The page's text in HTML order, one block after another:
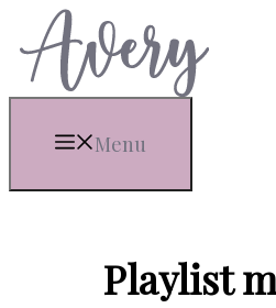
Aller
au
contenu
Menu
Playlist